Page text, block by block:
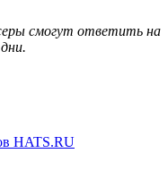
смогут ответить на